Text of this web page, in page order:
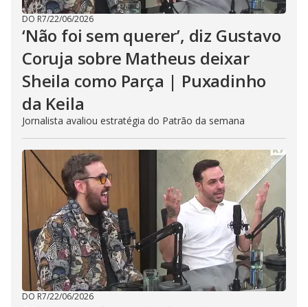
DO R7/22/06/2026
‘Não foi sem querer’, diz Gustavo
Coruja sobre Matheus deixar
Sheila como Parça | Puxadinho
da Keila
Jornalista avaliou estratégia do Patrão da semana
DO R7/22/06/2026